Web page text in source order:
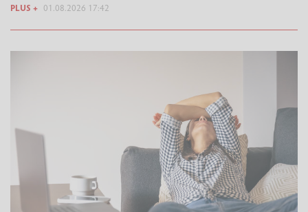
PLUS + 01.08.2026 17:42